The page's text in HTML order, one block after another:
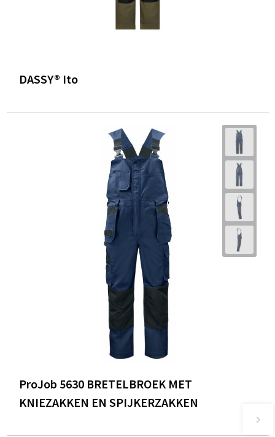
DASSY® Ito
ProJob 5630 BRETELBROEK MET
KNIEZAKKEN EN SPIJKERZAKKEN